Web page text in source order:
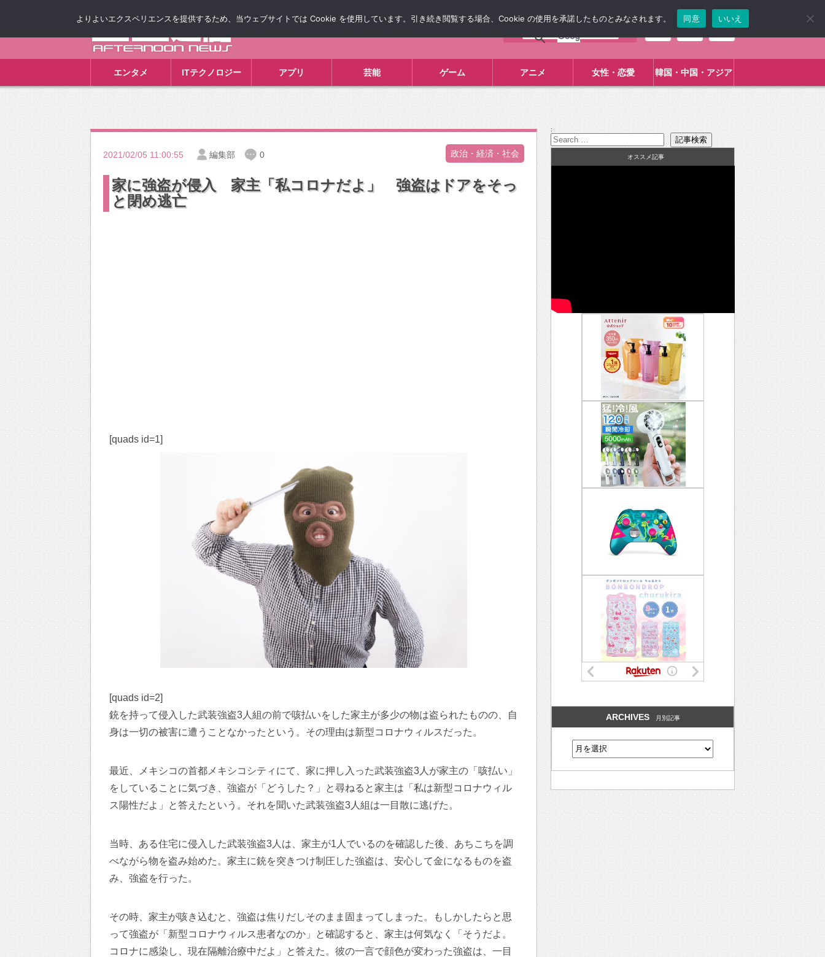
エンタメ ITテクノロジー アプリ 芸能 ゲーム アニメ 女性・恋愛 韓国・中国・アジア
2021/02/05 11:00:55 編集部 0 政治・経済・社会
家に強盗が侵入 家主「私コロナだよ」 強盗はドアをそっ
と閉め逃亡
[quads id=1]
[quads id=2]
銃を持って侵入した武装強盗3人組の前で咳払いをした家主が多少の物は盗られたものの、自
身は一切の被害に遭うことなかったという。その理由は新型コロナウィルスだった。
最近、メキシコの首都メキシコシティにて、家に押し入った武装強盗3人が家主の「咳払い」
をしていることに気づき、強盗が「どうした？」と尋ねると家主は「私は新型コロナウィル
ス陽性だよ」と答えたという。それを聞いた武装強盗3人組は一目散に逃げた。
当時、ある住宅に侵入した武装強盗3人は、家主が1人でいるのを確認した後、あちこちを調
べながら物を盗み始めた。家主に銃を突きつけ制圧した強盗は、安心して金になるものを盗
み、強盗を行った。
その時、家主が咳き込むと、強盗は焦りだしそのまま固まってしまった。もしかしたらと思
って強盗が「新型コロナウィルス患者なのか」と確認すると、家主は何気なく「そうだよ。
コロナに感染し、現在隔離治療中だよ」と答えた。彼の一言で顔色が変わった強盗は、一目
:
オススメ記事
ARCHIVES 月別記事
よりよいエクスペリエンスを提供するため、当ウェブサイトでは Cookie を使用しています。引き続き閲覧する場合、Cookie の使用を承諾したものとみなされます。 同意 いいえ